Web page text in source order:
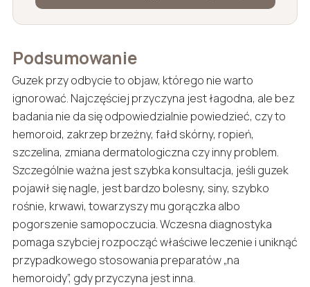
Podsumowanie
Guzek przy odbycie to objaw, którego nie warto
ignorować. Najczęściej przyczyna jest łagodna, ale bez
badania nie da się odpowiedzialnie powiedzieć, czy to
hemoroid, zakrzep brzeżny, fałd skórny, ropień,
szczelina, zmiana dermatologiczna czy inny problem.
Szczególnie ważna jest szybka konsultacja, jeśli guzek
pojawił się nagle, jest bardzo bolesny, siny, szybko
rośnie, krwawi, towarzyszy mu gorączka albo
pogorszenie samopoczucia. Wczesna diagnostyka
pomaga szybciej rozpocząć właściwe leczenie i uniknąć
przypadkowego stosowania preparatów „na
hemoroidy”, gdy przyczyna jest inna.